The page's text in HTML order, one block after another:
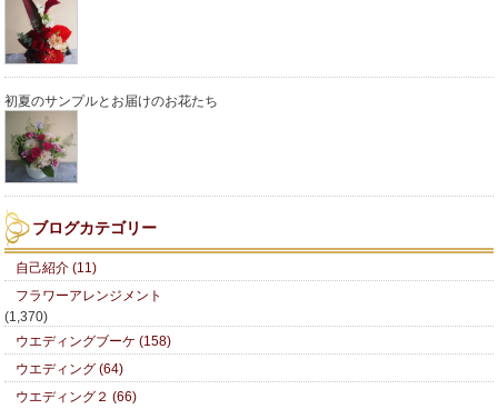
初夏のサンプルとお届けのお花たち
ブログカテゴリー
自己紹介 (11)
フラワーアレンジメント
(1,370)
ウエディングブーケ (158)
ウエディング (64)
ウエディング２ (66)